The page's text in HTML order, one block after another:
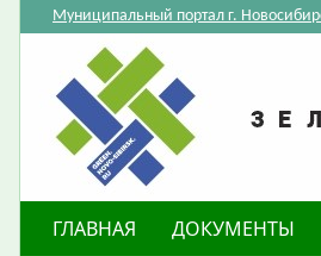
Муниципальный портал г.
ГЛАВНАЯ ДОКУМЕНТЫ